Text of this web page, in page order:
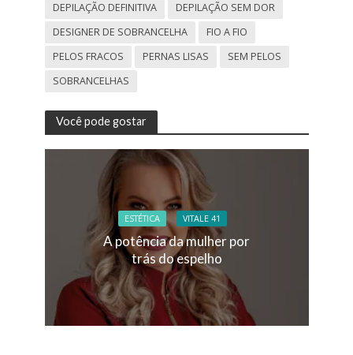
DEPILAÇÃO DEFINITIVA
DEPILAÇÃO SEM DOR
DESIGNER DE SOBRANCELHA
FIO A FIO
PELOS FRACOS
PERNAS LISAS
SEM PELOS
SOBRANCELHAS
Você pode gostar
ESTÉTICA VITALE 41
A potência da mulher por
trás do espelho